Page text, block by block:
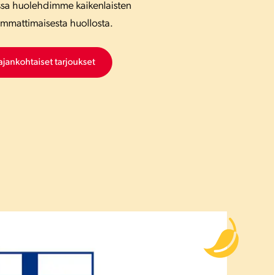
huolehdimme kaikenlaisten
huollosta.
tarjoukset